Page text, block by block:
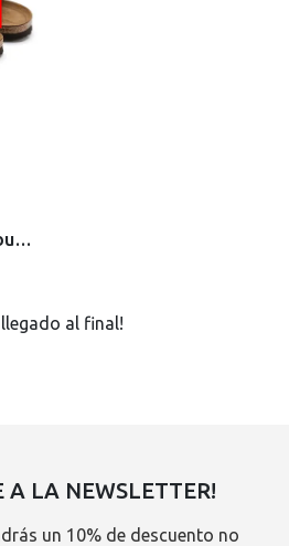
llegado al final!
A LA NEWSLETTER!
un 10% de descuento no